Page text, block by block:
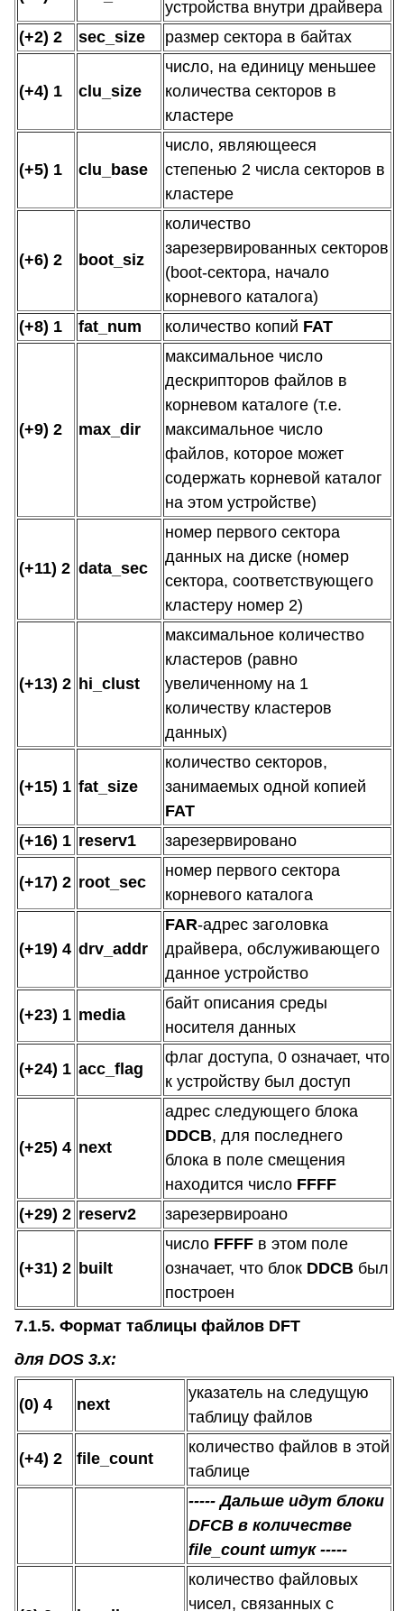
устройства внутри драйвера
(+2) 2
sec_size размер сектора в байтах
(+4) 1 clu_size
число, на единицу меньшее
количества секторов в
кластере
(+5) 1 clu_base
число, являющееся
степенью 2 числа секторов в
кластере
(+6) 2 boot_siz
количество
зарезервированных секторов
(boot-сектора, начало
корневого каталога)
(+8) 1
fat_num количество копий FAT
(+9) 2 max_dir
максимальное число
дескрипторов файлов в
корневом каталоге (т.е.
максимальное число
файлов, которое может
содержать корневой каталог
на этом устройстве)
(+11) 2 data_sec
номер первого сектора
данных на диске (номер
сектора, соответствующего
кластеру номер 2)
(+13) 2 hi_clust
максимальное количество
кластеров (равно
увеличенному на 1
количеству кластеров
данных)
(+15) 1 fat_size
количество секторов,
занимаемых одной копией
FAT
(+16) 1 reserv1 зарезервировано
(+17) 2 root_sec
номер первого сектора
корневого каталога
(+19) 4 drv_addr
FAR-адрес заголовка
драйвера, обслуживающего
данное устройство
(+23) 1 media
байт описания среды
носителя данных
(+24) 1 acc_flag
флаг доступа, 0 означает, что
к устройству был доступ
(+25) 4 next
адрес следующего блока
DDCB, для последнего
блока в поле смещения
находится число FFFF
(+29) 2 reserv2 зарезервироано
(+31) 2 built
число FFFF в этом поле
означает, что блок DDCB был
построен
7.1.5. Формат таблицы файлов DFT
для DOS 3.х:
(0) 4 next
указатель на следущую
таблицу файлов
(+4) 2 file_count
количество файлов в этой
таблице
----- Дальше идут блоки
DFCB в количестве
file_count штук -----
количество файловых
чисел, связанных с